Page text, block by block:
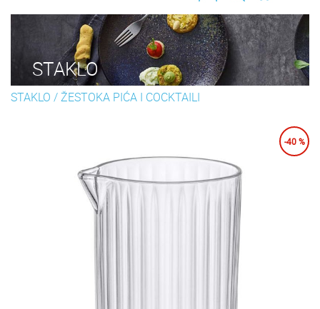
STAKLO
STAKLO /ŽESTOKA PIĆA I COCKTAILI
-40 %